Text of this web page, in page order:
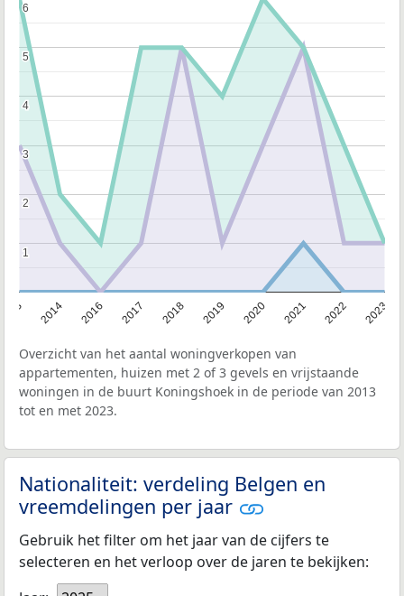
2014 2016 2017 2018 2019 2020 2021 2022 2023
11
2
2
3
3
4
4
5
5
6
6
Overzicht van het aantal woningverkopen van
appartementen, huizen met 2 of 3 gevels en vrijstaande
woningen in de buurt Koningshoek in de periode van 2013
tot en met 2023.
Nationaliteit: verdeling Belgen en
vreemdelingen per jaar
Gebruik het filter om het jaar van de cijfers te
selecteren en het verloop over de jaren te bekijken: